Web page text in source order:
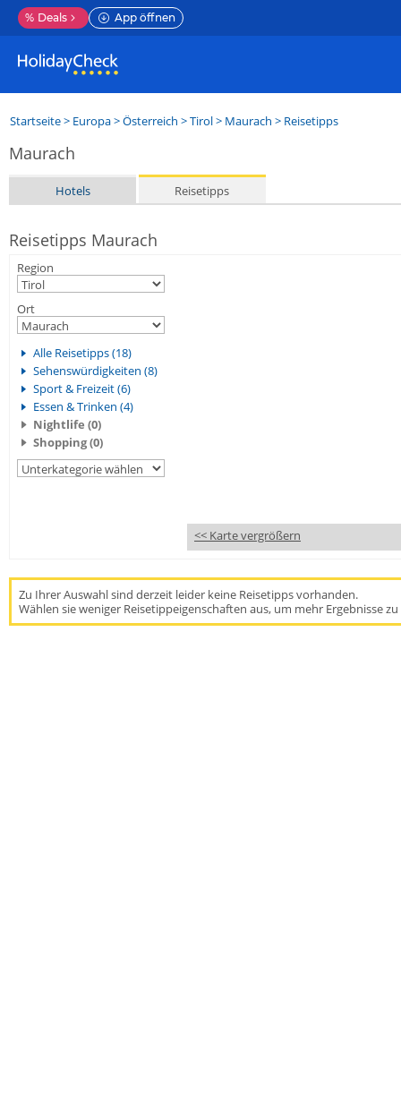
% Deals App öffnen
Startseite> Europa>Österreich >Tirol> Maurach > Reisetipps
Maurach
Hotels Reisetipps
Reisetipps Maurach
Region
Ort
Alle Reisetipps (18)
Sehenswürdigkeiten (8)
Sport & Freizeit (6)
Essen & Trinken (4)
Nightlife (0)
Shopping (0)
<< Karte vergrößern
Zu Ihrer Auswahl sind derzeit leider keine Reisetipps vorhanden.
Wählen sie weniger Reisetippeigenschaften aus, um mehr Ergebnisse